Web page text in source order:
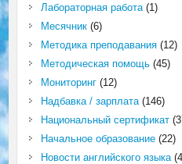
Лабораторная работа(1)
Месячник(6)
Методика преподавания(12)
Методическая помощь(45)
Мониторинг(12)
Надбавка / зарплата(146)
Национальный сертификат
Начальное образование(22)
Новости английского языка